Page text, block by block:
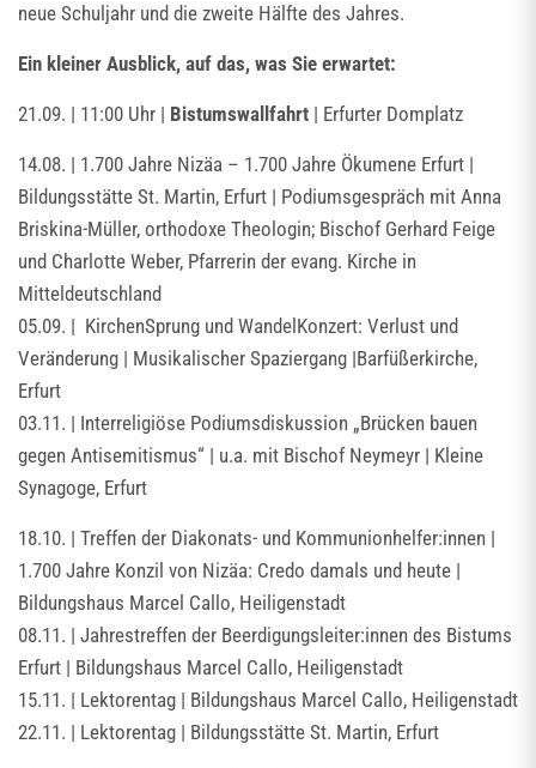
neue Schuljahr und die zweite Hälfte des Jahres.
Ein kleiner Ausblick, auf das, was Sie erwartet:
21.09. | 11:00 Uhr | Bistumswallfahrt | Erfurter Domplatz
14.08. | 1.700 Jahre Nizäa – 1.700 Jahre Ökumene Erfurt |
Bildungsstätte St. Martin, Erfurt | Podiumsgespräch mit Anna
Briskina-Müller, orthodoxe Theologin; Bischof Gerhard Feige
und Charlotte Weber, Pfarrerin der evang. Kirche in
Mitteldeutschland
05.09. | KirchenSprung und WandelKonzert: Verlust und
Veränderung | Musikalischer Spaziergang |Barfüßerkirche,
Erfurt
03.11. | Interreligiöse Podiumsdiskussion „Brücken bauen
gegen Antisemitismus“ | u.a. mit Bischof Neymeyr | Kleine
Synagoge, Erfurt
18.10. | Treffen der Diakonats- und Kommunionhelfer:innen |
1.700 Jahre Konzil von Nizäa: Credo damals und heute |
Bildungshaus Marcel Callo, Heiligenstadt
08.11. | Jahrestreffen der Beerdigungsleiter:innen des Bistums
Erfurt | Bildungshaus Marcel Callo, Heiligenstadt
15.11. | Lektorentag | Bildungshaus Marcel Callo, Heiligenstadt
22.11. | Lektorentag | Bildungsstätte St. Martin, Erfurt